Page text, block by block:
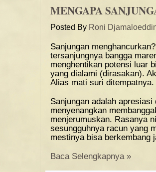
MENGAPA
Posted By Roni
Sanjungan
tersanjungnya bangga
menghentikan potensi luar
yang dialami (dirasakan).
Alias mati suri ditempatnya.
Sanjungan adalah
menyenangkan
menjerumuskan. Rasanya
sesungguhnya racun yang
mestinya bisa berkembang
Baca Selengkapnya »